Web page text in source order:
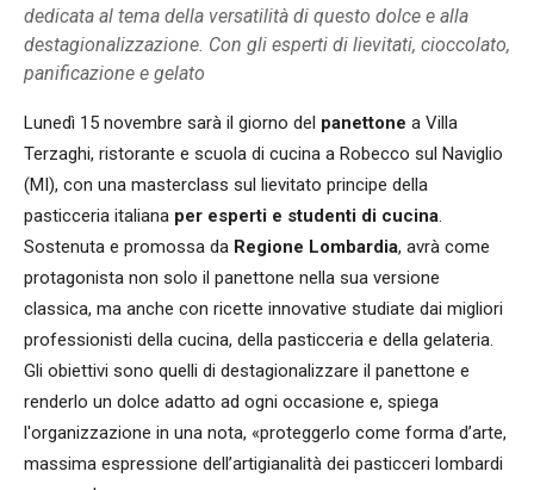
dedicata al tema della versatilità di questo dolce e alla
destagionalizzazione. Con gli esperti di lievitati, cioccolato,
panificazione e gelato
Lunedì 15 novembre sarà il giorno del panettone a Villa
Terzaghi, ristorante e scuola di cucina a Robecco sul Naviglio
(MI), con una masterclass sul lievitato principe della
pasticceria italiana per esperti e studenti di cucina.
Sostenuta e promossa da Regione Lombardia, avrà come
protagonista non solo il panettone nella sua versione
classica, ma anche con ricette innovative studiate dai migliori
professionisti della cucina, della pasticceria e della gelateria.
Gli obiettivi sono quelli di destagionalizzare il panettone e
renderlo un dolce adatto ad ogni occasione e, spiega
l'organizzazione in una nota, «proteggerlo come forma d’arte,
massima espressione dell’artigianalità dei pasticceri lombardi